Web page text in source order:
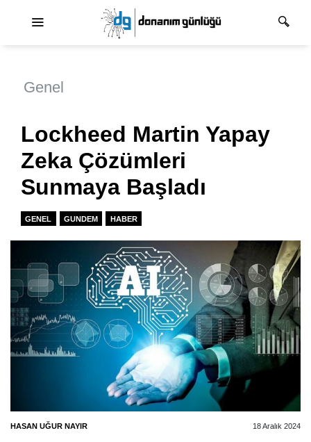
Genel
Lockheed Martin Yapay
Zeka Çözümleri
Sunmaya Başladı
GENEL GUNDEM HABER
HASAN UĞUR NAYIR 18 Aralık 2024